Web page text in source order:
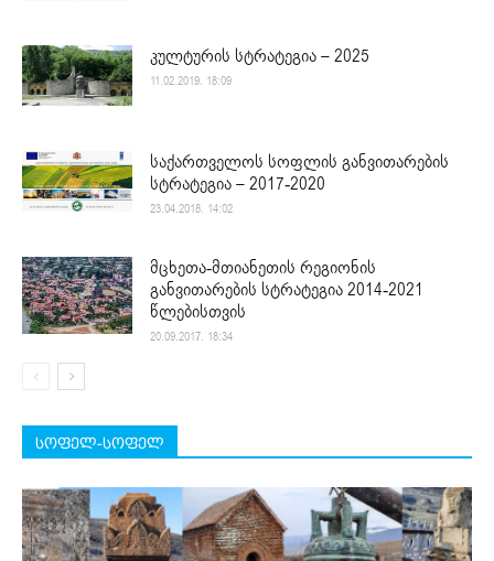
კულტურის სტრატეგია – 2025
11.02.2019. 18:09
საქართველოს სოფლის განვითარების
სტრატეგია – 2017-2020
23.04.2018. 14:02
მცხეთა-მთიანეთის რეგიონის
განვითარების სტრატეგია 2014-2021
წლებისთვის
20.09.2017. 18:34
სოფელ-სოფელ